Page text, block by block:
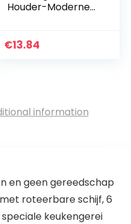
Houder-Moderne
Zwart
€13.84
information
en geen gereedschap
roteerbare schijf, 6
keukengerei